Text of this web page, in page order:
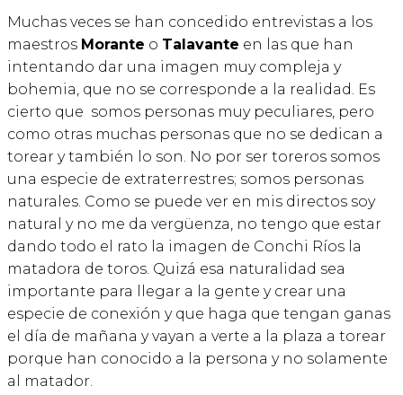
Muchas veces se han concedido entrevistas a los
maestros Morante o Talavante en las que han
intentando dar una imagen muy compleja y
bohemia, que no se corresponde a la realidad. Es
cierto que somos personas muy peculiares, pero
como otras muchas personas que no se dedican a
torear y también lo son. No por ser toreros somos
una especie de extraterrestres; somos personas
naturales. Como se puede ver en mis directos soy
natural y no me da vergüenza, no tengo que estar
dando todo el rato la imagen de Conchi Ríos la
matadora de toros. Quizá esa naturalidad sea
importante para llegar a la gente y crear una
especie de conexión y que haga que tengan ganas
el día de mañana y vayan a verte a la plaza a torear
porque han conocido a la persona y no solamente
al matador.